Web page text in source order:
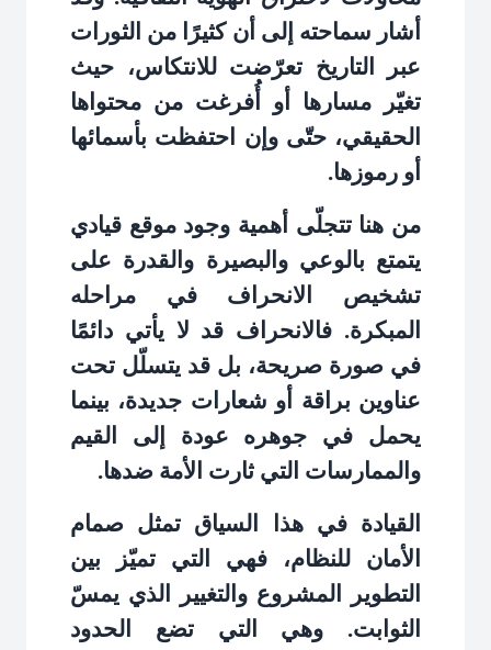
أشار سماحته إلى أن كثيرًا من الثورات
عبر التاريخ تعرّضت للانتكاس، حيث
تغيّر مسارها أو أُفرغت من محتواها
الحقيقي، حتّى وإن احتفظت بأسمائها
أو رموزها.
من هنا تتجلّى أهمية وجود موقع قيادي
يتمتع بالوعي والبصيرة والقدرة على
تشخيص الانحراف في مراحله
المبكرة. فالانحراف قد لا يأتي دائمًا
في صورة صريحة، بل قد يتسلّل تحت
عناوين براقة أو شعارات جديدة، بينما
يحمل في جوهره عودة إلى القيم
والممارسات التي ثارت الأمة ضدها.
القيادة في هذا السياق تمثل صمام
الأمان للنظام، فهي التي تميّز بين
التطوير المشروع والتغيير الذي يمسّ
الثوابت. وهي التي تضع الحدود